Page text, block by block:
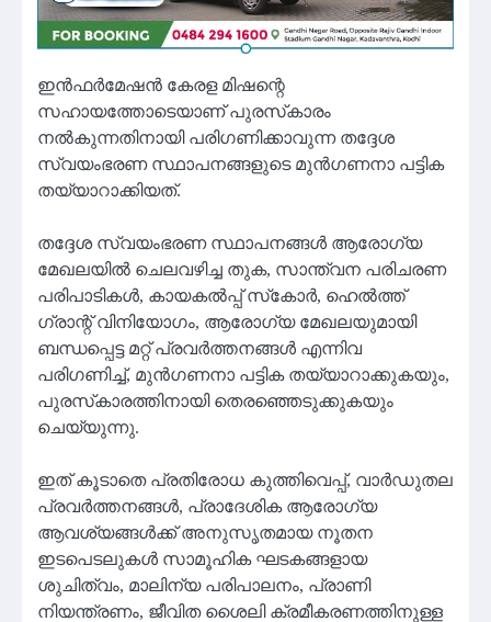
ഇന്‍ഫര്‍മേഷന്‍ കേരള മിഷന്റെ
സഹായത്തോടെയാണ് പുരസ്‌കാരം
നല്‍കുന്നതിനായി പരിഗണിക്കാവുന്ന തദ്ദേശ
സ്വയംഭരണ സ്ഥാപനങ്ങളുടെ മുന്‍ഗണനാ പട്ടിക
തയ്യാറാക്കിയത്.
തദ്ദേശ സ്വയംഭരണ സ്ഥാപനങ്ങള്‍ ആരോഗ്യ
മേഖലയില്‍ ചെലവഴിച്ച തുക, സാന്ത്വന പരിചരണ
പരിപാടികള്‍, കായകല്‍പ്പ് സ്‌കോര്‍, ഹെല്‍ത്ത്
ഗ്രാന്റ് വിനിയോഗം, ആരോഗ്യ മേഖലയുമായി
ബന്ധപ്പെട്ട മറ്റ് പ്രവര്‍ത്തനങ്ങള്‍ എന്നിവ
പരിഗണിച്ച്, മുന്‍ഗണനാ പട്ടിക തയ്യാറാക്കുകയും,
പുരസ്‌കാരത്തിനായി തെരഞ്ഞെടുക്കുകയും
ചെയ്യുന്നു.
ഇത് കൂടാതെ പ്രതിരോധ കുത്തിവെപ്പ്, വാര്‍ഡുതല
പ്രവര്‍ത്തനങ്ങള്‍, പ്രാദേശിക ആരോഗ്യ
ആവശ്യങ്ങള്‍ക്ക് അനുസൃതമായ നൂതന
ഇടപെടലുകള്‍ സാമൂഹിക ഘടകങ്ങളായ
ശുചിത്വം, മാലിന്യ പരിപാലനം, പ്രാണി
നിയന്ത്രണം, ജീവിത ശൈലി ക്രമീകരണത്തിനുള്ള